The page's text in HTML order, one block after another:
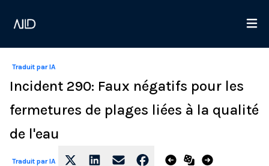
Traduit par IA
Incident 290: Faux négatifs pour les
fermetures de plages liées à la qualité
de l'eau
Traduit par IA